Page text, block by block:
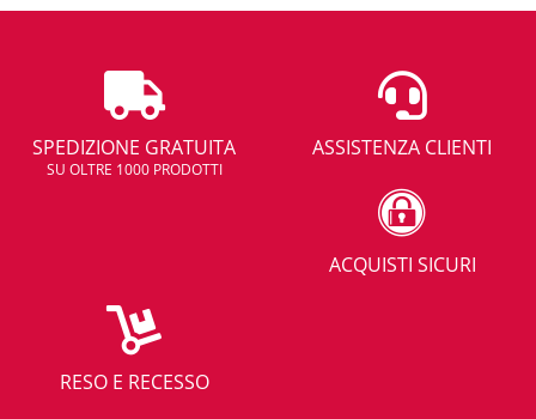
SPEDIZIONE GRATUITA
SU OLTRE 1000 PRODOTTI
ASSISTENZA CLIENTI
ACQUISTI SICURI
RESO E RECESSO